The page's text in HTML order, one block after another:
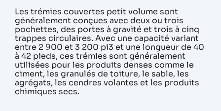
Les trémies couvertes petit volume sont
généralement conçues avec deux ou trois
pochettes, des portes à gravité et trois à cinq
trappes circulaires. Avec une capacité variant
entre 2 900 et 3 200 pi3 et une longueur de 40
à 42 pieds, ces trémies sont généralement
utilisées pour les produits denses comme le
ciment, les granulés de toiture, le sable, les
agrégats, les cendres volantes et les produits
chimiques secs.